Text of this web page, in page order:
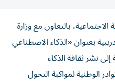
بالتعاون مع وزارة
بعنوان «الذكاء الاصطناعي
نشر ثقافة الذكاء
الوطنية لمواكبة التحول